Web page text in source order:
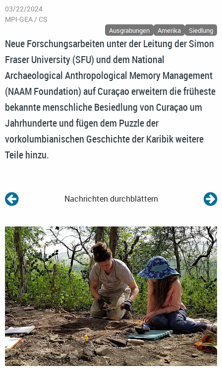
03/22/2024
MPI-GEA / CS
Ausgrabungen Amerika Siedlung
Neue Forschungsarbeiten unter der Leitung der Simon
Fraser University (SFU) und dem National
Archaeological Anthropological Memory Management
(NAAM Foundation) auf Curaçao erweitern die früheste
bekannte menschliche Besiedlung von Curaçao um
Jahrhunderte und fügen dem Puzzle der
vorkolumbianischen Geschichte der Karibik weitere
Teile hinzu.
Nachrichten durchblättern